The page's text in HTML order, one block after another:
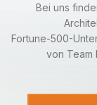
Bei uns
Fortune-500-
von Team